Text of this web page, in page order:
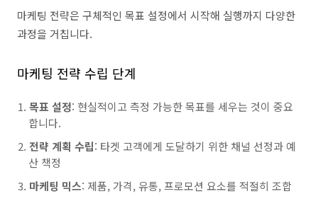
마케팅 전략은 구체적인 목표 설정에서 시작해 실행까지 다양한
과정을 거칩니다.
마케팅 전략 수립 단계
목표 설정: 현실적이고 측정 가능한 목표를 세우는 것이 중요
합니다.
전략 계획 수립: 타겟 고객에게 도달하기 위한 채널 선정과 예
산 책정
마케팅 믹스: 제품, 가격, 유통, 프로모션 요소를 적절히 조합